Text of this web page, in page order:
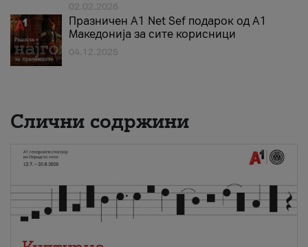
02.02.2026
Празничен A1 Net Sеf подарок од А1
Македонија за сите корисници
04.12.2025
Слични содржини